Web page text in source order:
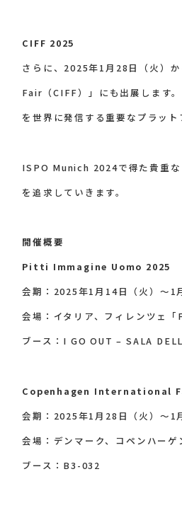
CIFF 2025
さらに、2025年1月28日（火）
Fair（CIFF）」にも出展します
を世界に発信する重要なプラット
ISPO Munich 2024で得た貴重
を追求していきます。
開催概要
Pitti Immagine Uomo 2025
会期：2025年1月14日（火）～1
会場：イタリア、フィレンツェ
ブース：I GO OUT – SALA
Copenhagen International
会期：2025年1月28日（火）～1
会場：デンマーク、コペンハー
ブース：B3-032